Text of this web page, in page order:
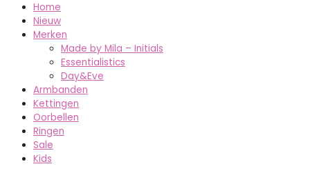
Home
Nieuw
Merken
Made by Mila – Initials
Essentialistics
Day&Eve
Armbanden
Kettingen
Oorbellen
Ringen
Sale
Kids